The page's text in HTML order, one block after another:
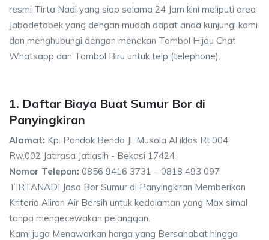
resmi Tirta Nadi yang siap selama 24 Jam kini meliputi area
Jabodetabek yang dengan mudah dapat anda kunjungi kami
dan menghubungi dengan menekan Tombol Hijau Chat
Whatsapp dan Tombol Biru untuk telp (telephone).
1. Daftar Biaya Buat Sumur Bor di
Panyingkiran
Alamat: Kp. Pondok Benda Jl. Musola Al iklas Rt.004
Rw.002 Jatirasa Jatiasih - Bekasi 17424
Nomor Telepon: 0856 9416 3731 – 0818 493 097
TIRTANADI Jasa Bor Sumur di Panyingkiran Memberikan
Kriteria Aliran Air Bersih untuk kedalaman yang Max simal
tanpa mengecewakan pelanggan.
Kami juga Menawarkan harga yang Bersahabat hingga